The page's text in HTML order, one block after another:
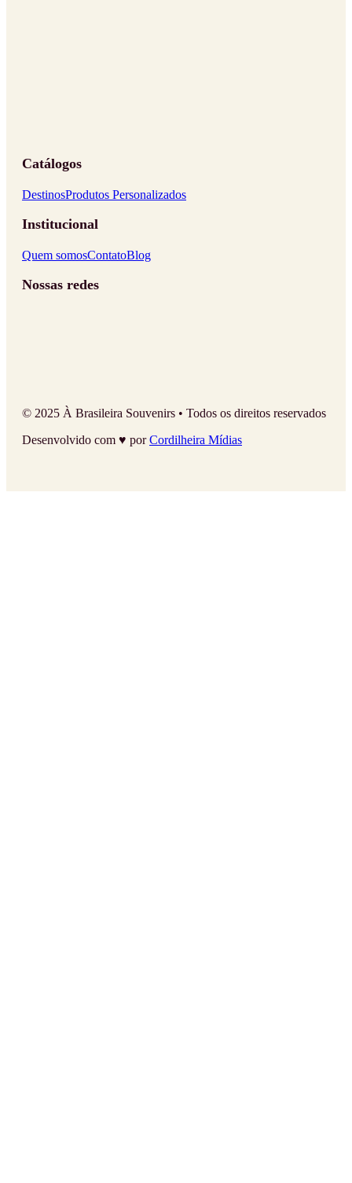
Catálogos
DestinosProdutos Personalizados
Institucional
Quem somosContatoBlog
Nossas redes
© 2025 À Brasileira Souvenirs • Todos os direitos reservados
Desenvolvido com ♥ porCordilheira Mídias